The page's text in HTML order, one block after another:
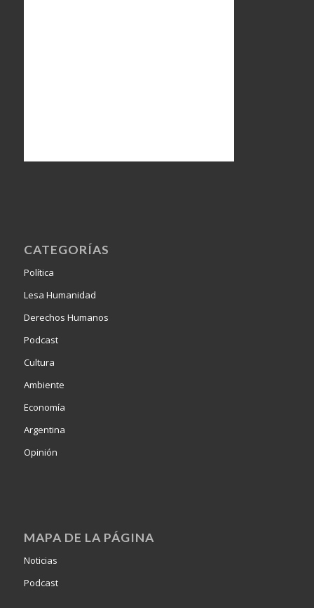
CATEGORÍAS
Política
Lesa Humanidad
Derechos Humanos
Podcast
Cultura
Ambiente
Economía
Argentina
Opinión
MAPA DE LA PÁGINA
Noticias
Podcast